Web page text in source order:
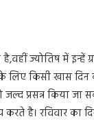
ज्योतिष में इन्हें
किसी खास दिन
प्रसन्न किया
है। रविवार का